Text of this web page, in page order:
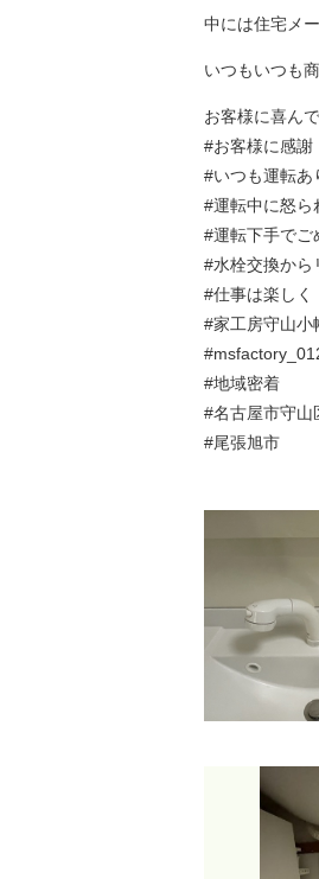
中には住宅メ
いつもいつも
お客様に喜ん
#お客様に感謝
#いつも運転あ
#運転中に怒ら
#運転下手でご
#水栓交換から
#仕事は楽しく
#家工房守山小
#地域密着
#名古屋市守山
#尾張旭市